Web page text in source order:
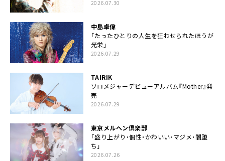
2026.07.30
中島卓偉
「たったひとりの人生を狂わせられたほうが
光栄」
2026.07.29
TAIRIK
ソロメジャーデビューアルバム『Mother』発
売
2026.07.29
東京メルヘン倶楽部
「盛り上がり・個性・かわいい・マジメ・闇堕
ち」
2026.07.26